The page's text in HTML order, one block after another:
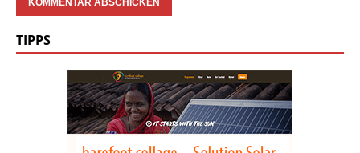
TIPPS